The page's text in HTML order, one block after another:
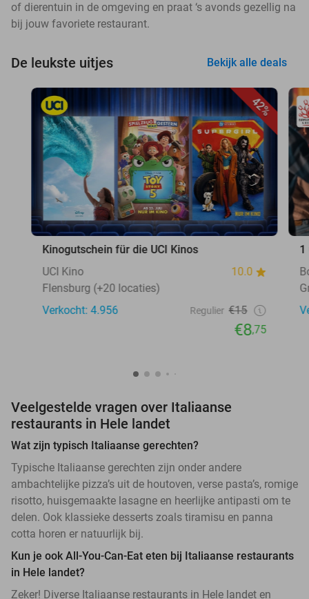
of dierentuin in de omgeving en praat ‘s avonds gezellig na
bij jouw favoriete restaurant.
De leukste uitjes Bekijk alle deals
42%
Kinogutschein für die UCI Kinos
UCI Kino
10.0
Flensburg (+20 locaties)
Verkocht: 4.956
Regulier €15
€8,75
1
Veelgestelde vragen over Italiaanse
restaurants in Hele landet
Wat zijn typisch Italiaanse gerechten?
Typische Italiaanse gerechten zijn onder andere
ambachtelijke pizza’s uit de houtoven, verse pasta’s, romige
risotto, huisgemaakte lasagne en heerlijke antipasti om te
delen. Ook klassieke desserts zoals tiramisu en panna
cotta horen er natuurlijk bij.
Kun je ook All-You-Can-Eat eten bij Italiaanse restaurants
in Hele landet?
Zeker! Diverse Italiaanse restaurants in Hele landet en